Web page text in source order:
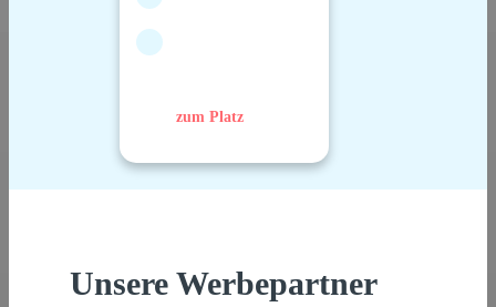
zum Platz
Unsere Werbepartner